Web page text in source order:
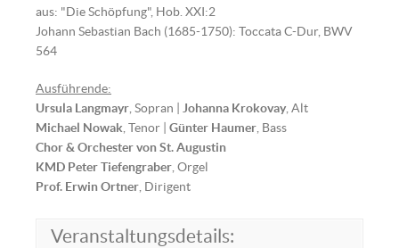
aus: "Die Schöpfung", Hob. XXI:2
Johann Sebastian Bach (1685-1750): Toccata C-Dur, BWV
564
Ausführende:
Ursula Langmayr , Sopran | Johanna Krokovay , Alt
Michael Nowak , Tenor | Günter Haumer , Bass
Chor & Orchester von St. Augustin
KMD Peter Tiefengraber , Orgel
Prof. Erwin Ortner , Dirigent
Veranstaltungsdetails: